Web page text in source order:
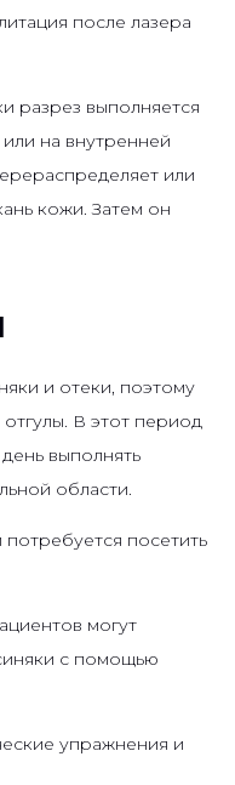
после лазера
разрез выполняется
на внутренней
или
кожи. Затем он
и отеки, поэтому
В этот период
выполнять
области.
посетить
могут
с помощью
упражнения и